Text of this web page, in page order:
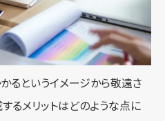
るというイメージから敬遠さ
るメリットはどのような点に